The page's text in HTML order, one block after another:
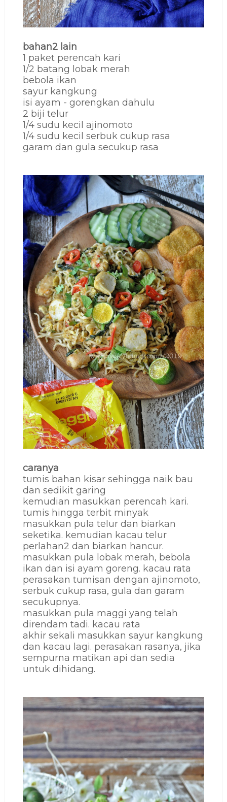
bahan2 lain
1 paket perencah kari
1/2 batang lobak merah
bebola ikan
sayur kangkung
isi ayam - gorengkan dahulu
2 biji telur
1/4 sudu kecil ajinomoto
1/4 sudu kecil serbuk cukup rasa
garam dan gula secukup rasa
caranya
tumis bahan kisar sehingga naik bau
dan sedikit garing
kemudian masukkan perencah kari.
tumis hingga terbit minyak
masukkan pula telur dan biarkan
seketika. kemudian kacau telur
perlahan2 dan biarkan hancur.
masukkan pula lobak merah, bebola
ikan dan isi ayam goreng. kacau rata
perasakan tumisan dengan ajinomoto,
serbuk cukup rasa, gula dan garam
secukupnya.
masukkan pula maggi yang telah
direndam tadi. kacau rata
akhir sekali masukkan sayur kangkung
dan kacau lagi. perasakan rasanya, jika
sempurna matikan api dan sedia
untuk dihidang.